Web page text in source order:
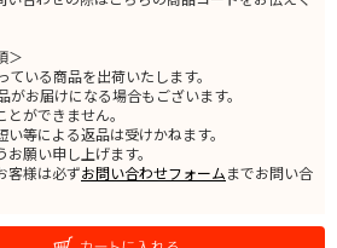
＞
いる商品を出荷いたします。
お届けになる場合もございます。
ができません。
等による返品は受けかねます。
願い申し上げます。
様は必ずお問い合わせフォームまでお問い合